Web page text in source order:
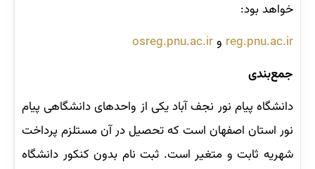
خواهد بود:
reg.pnu.ac.ir وosreg.pnu.ac.ir
جمع‌بندی
دانشگاه پیام نور نجف آباد یکی از واحدهای دانشگاهی پیام
نور استان اصفهان است که تحصیل در آن مستلزم پرداخت
شهریه ثابت و متغیر است. ثبت نام بدون کنکور دانشگاه